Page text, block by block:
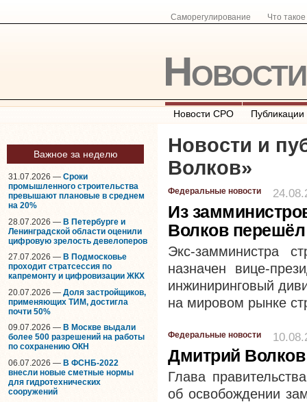
Саморегулирование Что
Новости СРО Публикации
Важное за неделю
31.07.2026 — Сроки
промышленного строительства
превышают плановые в среднем
на 20%
28.07.2026 — В Петербурге и
Ленинградской области оценили
цифровую зрелость девелоперов
27.07.2026 — В Подмосковье
проходит стратсессия по
капремонту и цифровизации ЖКХ
20.07.2026 — Доля застройщиков,
применяющих ТИМ, достигла
почти 50%
09.07.2026 — В Москве выдали
более 500 разрешений на работы
по сохранению ОКН
06.07.2026 — В ФСНБ-2022
внесли новые сметные нормы
для гидротехнических
сооружений
Новости и
Волков»
Федеральные новости
Из
Волков перешёл
Экс-замминистра
назначен вице-
инжиниринговый
на мировом рынке
Федеральные новости
Дмитрий
Глава
об освобождении